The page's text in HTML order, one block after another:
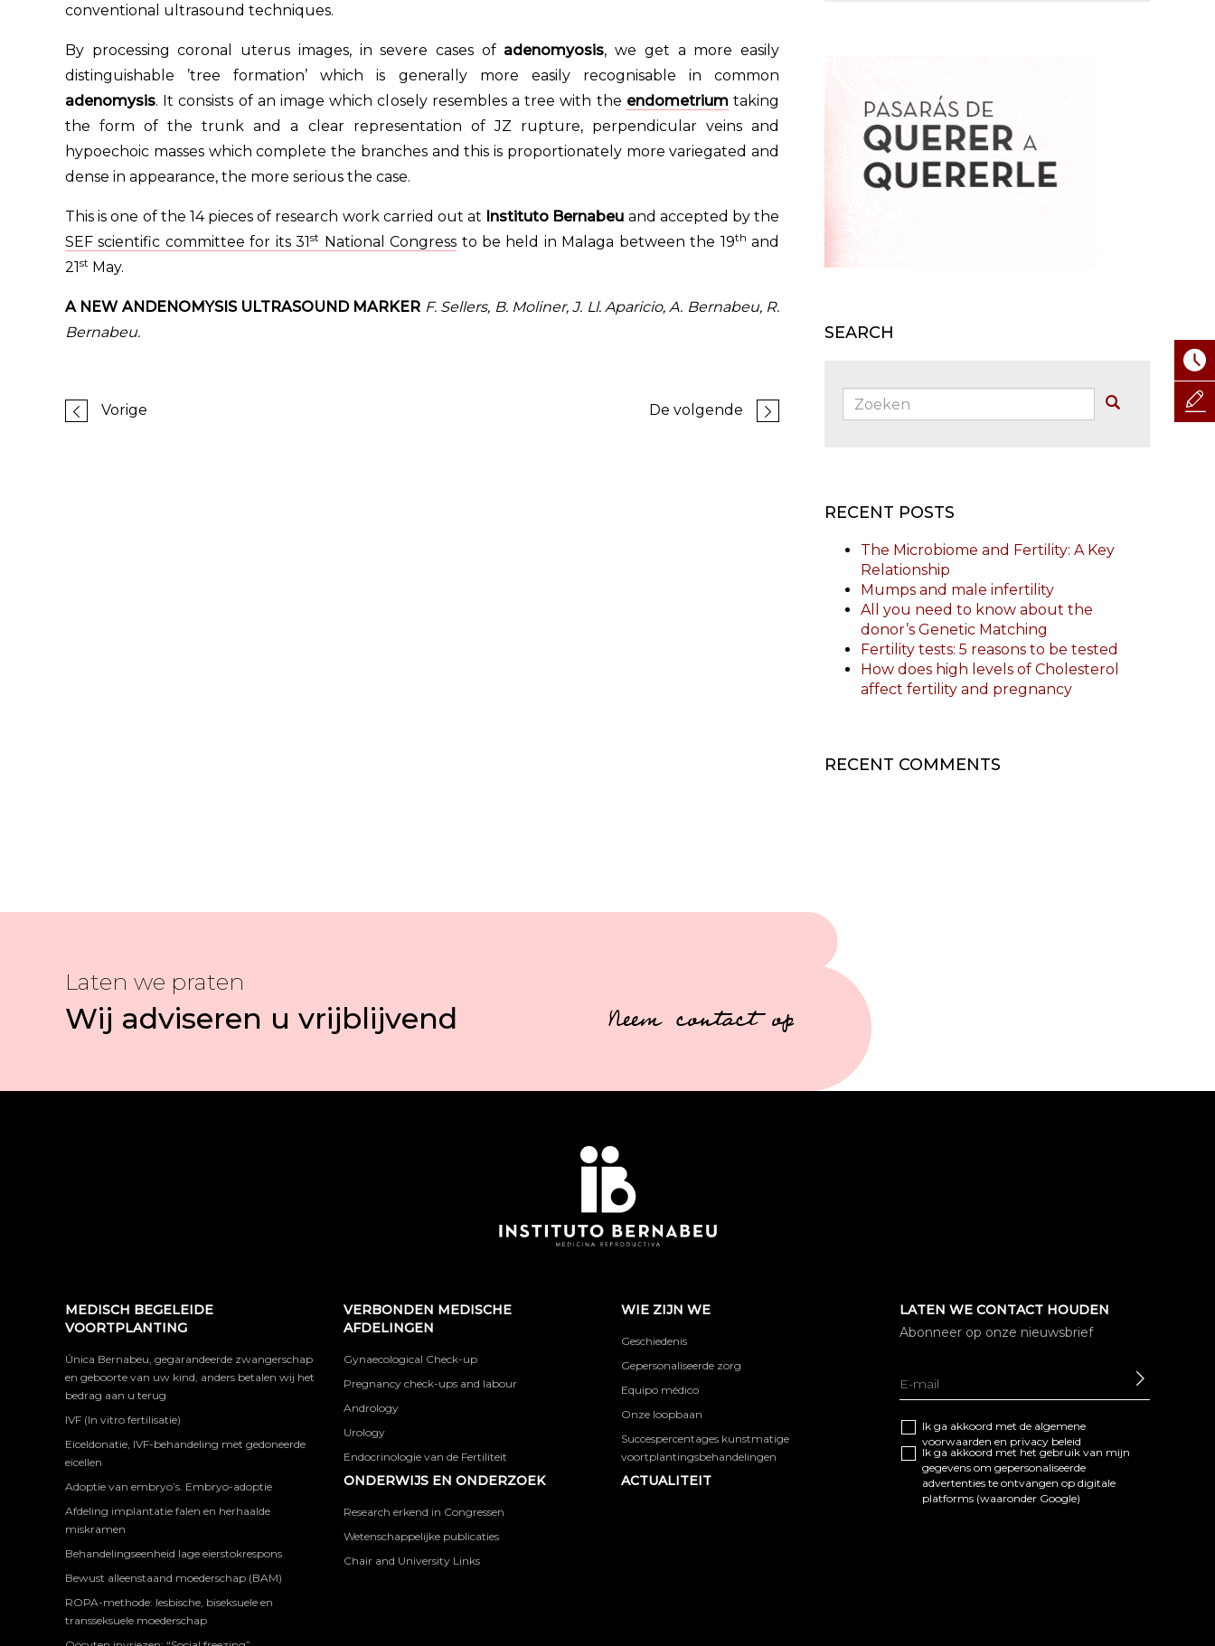
conventional ultrasound techniques.
By processing coronal uterus images, in severe cases of adenomyosis, we get a more easily
distinguishable ’tree formation’ which is generally more easily recognisable in common
adenomysis. It consists of an image which closely resembles a tree with the endometriumtaking
the form of the trunk and a clear representation of JZ rupture, perpendicular veins and
hypoechoic masses which complete the branches and this is proportionately more variegated and
dense in appearance, the more serious the case.
This is one of the 14 pieces of research work carried out at Instituto Bernabeu and accepted by the
SEF scientific committee for its 31st National Congress to be held in Malaga between the 19th and
21st May.
A NEW ANDENOMYSIS ULTRASOUND MARKER F. Sellers, B. Moliner, J. Ll. Aparicio, A. Bernabeu, R.
Bernabeu.
Vorige De volgende
SEARCH
Zoeken:
RECENT POSTS
The Microbiome and Fertility: A Key
Relationship
Mumps and male infertility
All you need to know about the
donor’s Genetic Matching
Fertility tests: 5 reasons to be tested
How does high levels of Cholesterol
affect fertility and pregnancy
RECENT COMMENTS
Laten we praten
Wij adviseren u vrijblijvend Neem contact op
MEDISCH BEGELEIDE
VOORTPLANTING
Única Bernabeu, gegarandeerde zwangerschap
en geboorte van uw kind, anders betalen wij het
bedrag aan u terug
IVF (In vitro fertilisatie)
Eiceldonatie, IVF-behandeling met gedoneerde
eicellen
Adoptie van embryo’s. Embryo-adoptie
Afdeling implantatie falen en herhaalde
miskramen
Behandelingseenheid lage eierstokrespons
Bewust alleenstaand moederschap (BAM)
ROPA-methode: lesbische, biseksuele en
transseksuele moederschap
VERBONDEN MEDISCHE
AFDELINGEN
Gynaecological Check-up
Pregnancy check-ups and labour
Andrology
Urology
Endocrinologie van de Fertiliteit
ONDERWIJS EN ONDERZOEK
Research erkend in Congressen
Wetenschappelijke publicaties
Chair and University Links
WIE ZIJN WE
Geschiedenis
Gepersonaliseerde zorg
Equipo médico
Onze loopbaan
Succespercentages kunstmatige
voortplantingsbehandelingen
ACTUALITEIT
LATEN WE CONTACT HOUDEN
Abonneer op onze nieuwsbrief
Ik ga akkoord met de algemene
voorwaarden en privacy beleid
Ik ga akkoord met het gebruik van mijn
gegevens om gepersonaliseerde
advertenties te ontvangen op digitale
platforms (waaronder Google)